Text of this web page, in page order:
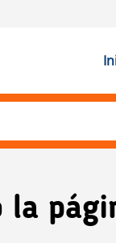
la